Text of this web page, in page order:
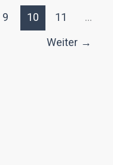
9 10 11 …
Weiter →